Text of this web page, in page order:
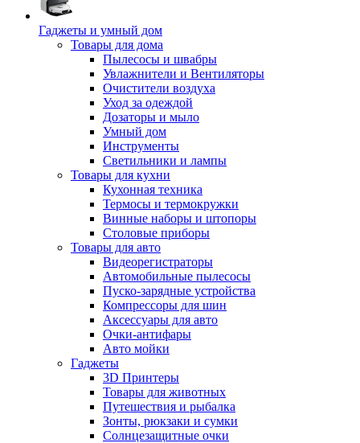
Гаджеты и умный дом
Товары для дома
Пылесосы и швабры
Увлажнители и Вентиляторы
Очистители воздуха
Уход за одеждой
Дозаторы и мыло
Умный дом
Инструменты
Светильники и лампы
Товары для кухни
Кухонная техника
Термосы и термокружки
Винные наборы и штопоры
Столовые приборы
Товары для авто
Видеорегистраторы
Автомобильные пылесосы
Пуско-зарядные устройства
Компрессоры для шин
Аксессуары для авто
Очки-антифары
Авто мойки
Гаджеты
3D Принтеры
Товары для животных
Путешествия и рыбалка
Зонты, рюкзаки и сумки
Солнцезащитные очки